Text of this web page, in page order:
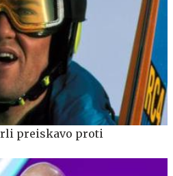
preiskavo proti